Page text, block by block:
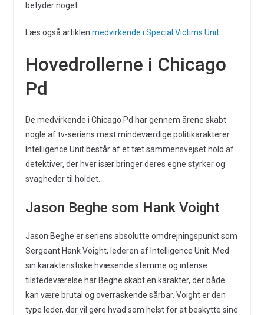
betyder noget.
Læs også artiklen medvirkende i Special Victims Unit
Hovedrollerne i Chicago
Pd
De medvirkende i Chicago Pd har gennem årene skabt
nogle af tv-seriens mest mindeværdige politikarakterer.
Intelligence Unit består af et tæt sammensvejset hold af
detektiver, der hver især bringer deres egne styrker og
svagheder til holdet.
Jason Beghe som Hank Voight
Jason Beghe er seriens absolutte omdrejningspunkt som
Sergeant Hank Voight, lederen af Intelligence Unit. Med
sin karakteristiske hvæsende stemme og intense
tilstedeværelse har Beghe skabt en karakter, der både
kan være brutal og overraskende sårbar. Voight er den
type leder, der vil gøre hvad som helst for at beskytte sine